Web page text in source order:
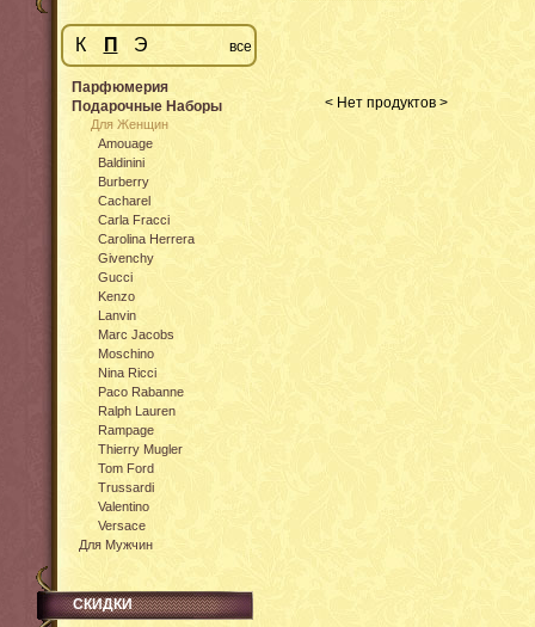
< Нет продуктов >
К П Э все
Парфюмерия
Подарочные Наборы
Для Женщин
Amouage
Baldinini
Burberry
Cacharel
Carla Fracci
Carolina Herrera
Givenchy
Gucci
Kenzo
Lanvin
Marc Jacobs
Moschino
Nina Ricci
Paco Rabanne
Ralph Lauren
Rampage
Thierry Mugler
Tom Ford
Trussardi
Valentino
Versace
Для Мужчин
СКИДКИ